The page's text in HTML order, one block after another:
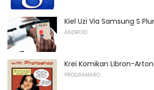
Kiel Uzi Via Samsung S
ANDROID
Krei Komikan Libron-
PROGRAMARO